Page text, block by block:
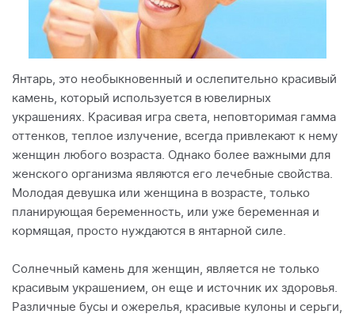
Янтарь, это необыкновенный и ослепительно красивый
камень, который используется в ювелирных
украшениях. Красивая игра света, неповторимая гамма
оттенков, теплое излучение, всегда привлекают к нему
женщин любого возраста. Однако более важными для
женского организма являются его лечебные свойства.
Молодая девушка или женщина в возрасте, только
планирующая беременность, или уже беременная и
кормящая, просто нуждаются в янтарной силе.
Солнечный камень для женщин, является не только
красивым украшением, он еще и источник их здоровья.
Различные бусы и ожерелья, красивые кулоны и серьги,